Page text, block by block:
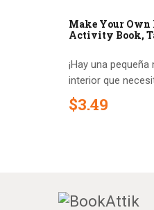
Make Your
Activity Book,
¡Hay una pequeña
interior que
$3.49